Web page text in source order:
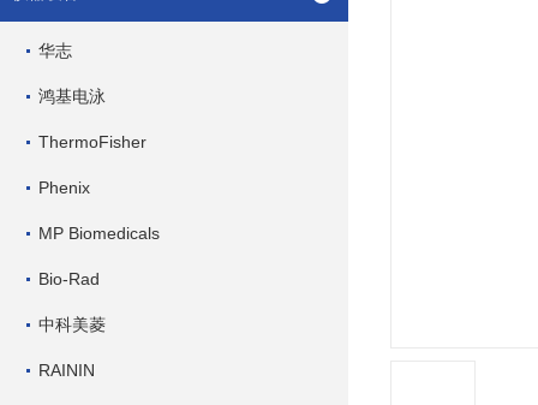
华志
鸿基电泳
ThermoFisher
Phenix
MP Biomedicals
Bio-Rad
中科美菱
RAININ